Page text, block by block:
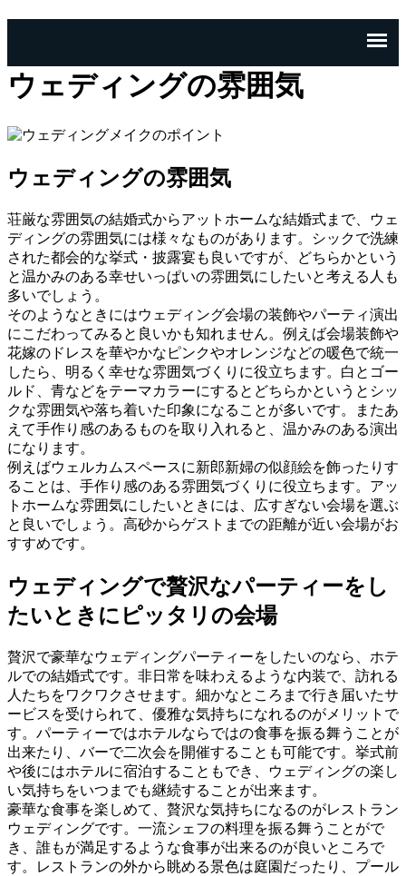
ウェディングの雰囲気
ウェディングの雰囲気
荘厳な雰囲気の結婚式からアットホームな結婚式まで、ウェ
ディングの雰囲気には様々なものがあります。シックで洗練
された都会的な挙式・披露宴も良いですが、どちらかという
と温かみのある幸せいっぱいの雰囲気にしたいと考える人も
多いでしょう。
そのようなときにはウェディング会場の装飾やパーティ演出
にこだわってみると良いかも知れません。例えば会場装飾や
花嫁のドレスを華やかなピンクやオレンジなどの暖色で統一
したら、明るく幸せな雰囲気づくりに役立ちます。白とゴー
ルド、青などをテーマカラーにするとどちらかというとシッ
クな雰囲気や落ち着いた印象になることが多いです。またあ
えて手作り感のあるものを取り入れると、温かみのある演出
になります。
例えばウェルカムスペースに新郎新婦の似顔絵を飾ったりす
ることは、手作り感のある雰囲気づくりに役立ちます。アッ
トホームな雰囲気にしたいときには、広すぎない会場を選ぶ
と良いでしょう。高砂からゲストまでの距離が近い会場がお
すすめです。
ウェディングで贅沢なパーティーをし
たいときにピッタリの会場
贅沢で豪華なウェディングパーティーをしたいのなら、ホテ
ルでの結婚式です。非日常を味わえるような内装で、訪れる
人たちをワクワクさせます。細かなところまで行き届いたサ
ービスを受けられて、優雅な気持ちになれるのがメリットで
す。パーティーではホテルならではの食事を振る舞うことが
出来たり、バーで二次会を開催することも可能です。挙式前
や後にはホテルに宿泊することもでき、ウェディングの楽し
い気持ちをいつまでも継続することが出来ます。
豪華な食事を楽しめて、贅沢な気持ちになるのがレストラン
ウェディングです。一流シェフの料理を振る舞うことがで
き、誰もが満足するような食事が出来るのが良いところで
す。レストランの外から眺める景色は庭園だったり、プール